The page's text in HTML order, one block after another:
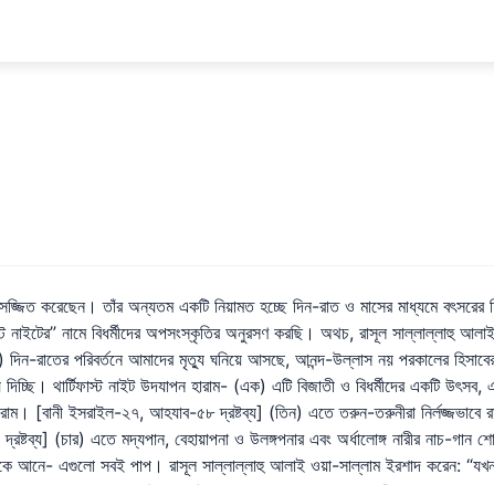
করেছেন। তাঁর অন্যতম একটি নিয়ামত হচ্ছে দিন-রাত ও মাসের মাধ্যমে
নাইটের” নামে বিধর্মীদের অপসংস্কৃতির অনুরসণ করছি। অথচ, রাসূল সাল্লাল্লাহু
রাতের পরিবর্তনে আমাদের মৃত্যু ঘনিয়ে আসছে, আনন্দ-উল্লাস নয় পরকালের
থার্টিফাস্ট নাইট উদযাপন হারাম- (এক) এটি বিজাতী ও বিধর্মীদের একটি
[বানী ইসরাইল-২৭, আহযাব-৫৮ দ্রষ্টব্য] (তিন) এতে তরুন-তরুনীরা নির্লজ্জভাবে
(চার) এতে মদ্যপান, বেহায়াপনা ও উলঙ্গপনার এবং অর্ধালোঙ্গ নারীর নাচ-গান
আনে- এগুলো সবই পাপ। রাসূল সাল্লাল্লাহু আলাই ওয়া-সাল্লাম ইরশাদ করেন: